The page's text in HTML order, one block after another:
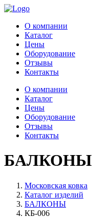
О компании
Каталог
Цены
Оборудование
Отзывы
Контакты
О компании
Каталог
Цены
Оборудование
Отзывы
Контакты
БАЛКОНЫ
Московская ковка
Каталог изделий
БАЛКОНЫ
КБ-006